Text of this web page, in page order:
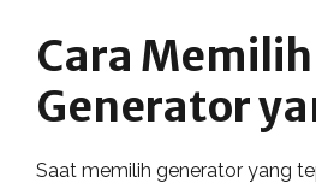
Cara Memilih
Generator
Saat memilih generator yang